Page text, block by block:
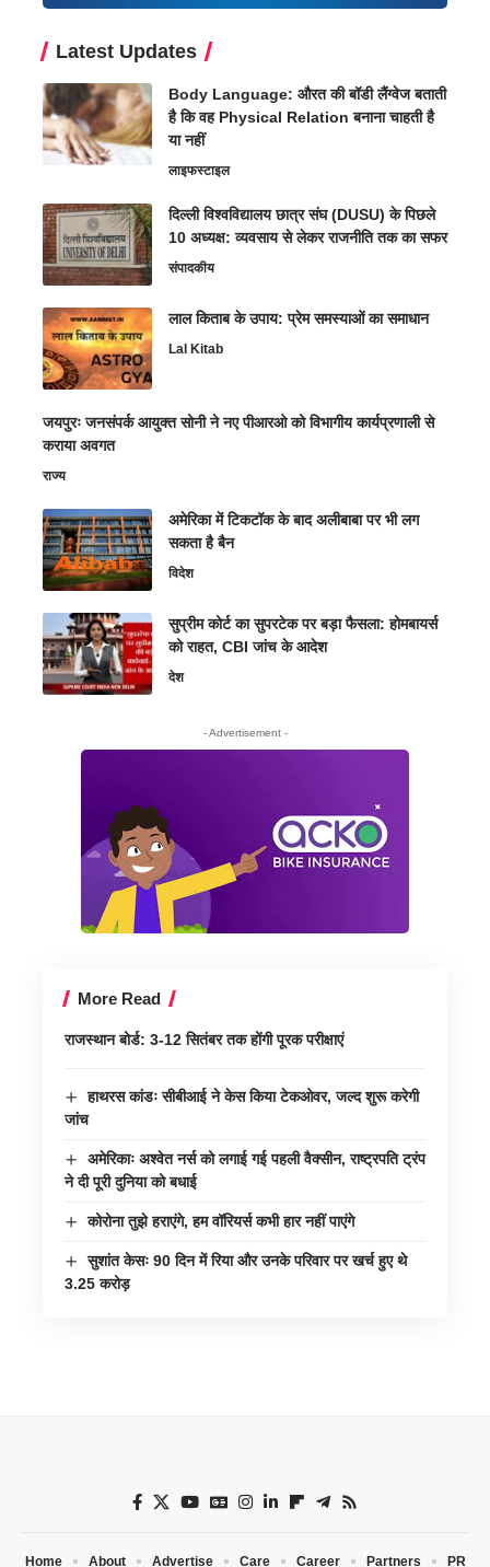
Latest Updates
Body Language: औरत की बॉडी लैंग्वेज बताती
है कि वह Physical Relation बनाना चाहती है
या नहीं
लाइफस्टाइल
दिल्ली विश्वविद्यालय छात्र संघ (DUSU) के पिछले
10 अध्यक्ष: व्यवसाय से लेकर राजनीति तक का सफर
संपादकीय
लाल किताब के उपाय: प्रेम समस्याओं का समाधान
Lal Kitab
जयपुरः जनसंपर्क आयुक्त सोनी ने नए पीआरओ को विभागीय कार्यप्रणाली से
कराया अवगत
राज्य
अमेरिका में टिकटॉक के बाद अलीबाबा पर भी लग
सकता है बैन
विदेश
सुप्रीम कोर्ट का सुपरटेक पर बड़ा फैसला: होमबायर्स
को राहत, CBI जांच के आदेश
देश
- Advertisement -
More Read
राजस्थान बोर्ड: 3-12 सितंबर तक होंगी पूरक परीक्षाएं
हाथरस कांडः सीबीआई ने केस किया टेकओवर, जल्द शुरू करेगी
जांच
अमेरिकाः अश्वेत नर्स को लगाई गई पहली वैक्सीन, राष्ट्रपति ट्रंप
ने दी पूरी दुनिया को बधाई
कोरोना तुझे हराएंगे, हम वॉरियर्स कभी हार नहीं पाएंगे
सुशांत केसः 90 दिन में रिया और उनके परिवार पर खर्च हुए थे
3.25 करोड़
Home About Advertise Care Career Partners PR